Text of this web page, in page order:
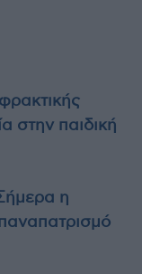
στην παιδική
η